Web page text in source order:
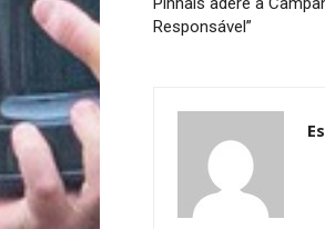
Responsável”